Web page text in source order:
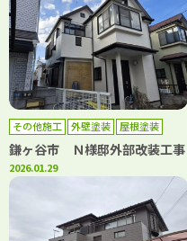
その他施工 外壁塗装 屋根塗装
鎌ヶ谷市 Ｎ様邸外部改装工事
2026.01.29